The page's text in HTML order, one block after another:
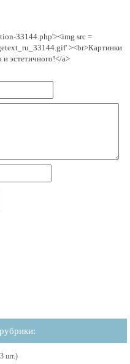
33144.php'><img src =
><br>Картинки
эстетичного!</a>
шт.)